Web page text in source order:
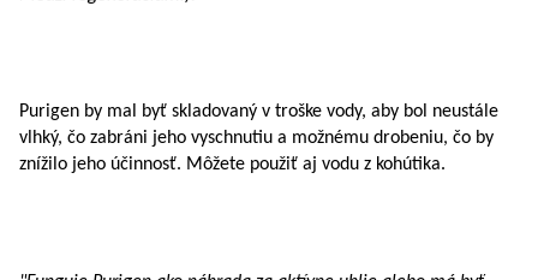
Purigen by mal byť skladovaný v troške vody, aby bol neustále
vlhký, čo zabráni jeho vyschnutiu a možnému drobeniu, čo by
znížilo jeho účinnosť. Môžete použiť aj vodu z kohútika.